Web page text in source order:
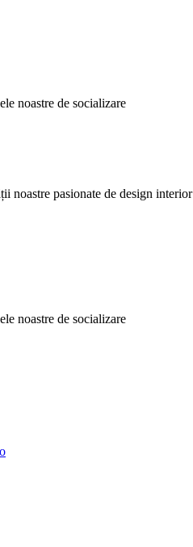
noastre de socializare
noastre pasionate de design interior
noastre de socializare